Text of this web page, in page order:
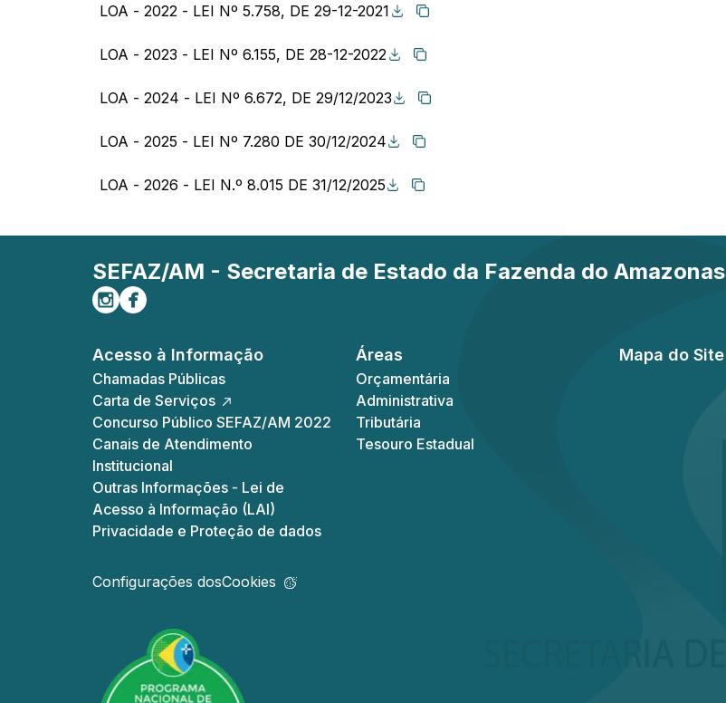
LOA - 2022 - LEI Nº 5.758, DE 29-12-2021 Copiar link
LOA - 2023 - LEI Nº 6.155, DE 28-12-2022 Copiar link
LOA - 2024 - LEI Nº 6.672, DE 29/12/2023 Copiar link
LOA - 2025 - LEI Nº 7.280 DE 30/12/2024 Copiar link
LOA - 2026 - LEI N.º 8.015 DE 31/12/2025 Copiar link
SEFAZ/AM - Secretaria de Estado da Fazenda do Amazonas
Siga-nos no Instagram
Curta-nos no Facebook
Acesso à Informação
Chamadas Públicas
Carta de Serviços
Concurso Público SEFAZ/AM 2022
Canais de Atendimento
Institucional
Outras Informações - Lei de
Acesso à Informação (LAI)
Privacidade e Proteção de dados
Áreas
Orçamentária
Administrativa
Tributária
Tesouro Estadual
Mapa do Site
Configurações dosCookies